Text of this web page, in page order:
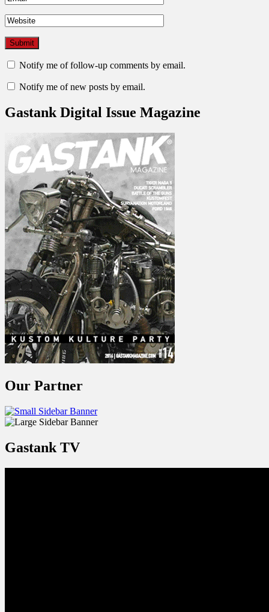
Notify me of follow-up comments by email.
Notify me of new posts by email.
Gastank Digital Issue Magazine
Our Partner
Gastank TV